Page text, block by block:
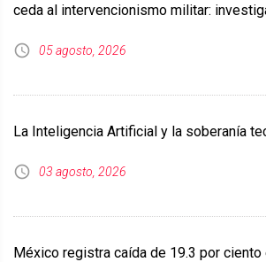
ceda al intervencionismo militar:
05 agosto, 2026
La Inteligencia Artificial y la soberanía
03 agosto, 2026
México registra caída de 19.3 por ciento